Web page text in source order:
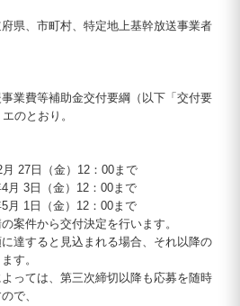
、市町村、特定地上基幹放送事業者
費等補助金交付要綱（以下「交付要
のとおり。
27日（金）12：00まで
日（金）12：00まで
日（金）12：00まで
件から交付決定を行います。
すると見込まれる場合、それ以降の
す。
ては、第三次締切以降も応募を随時
で、